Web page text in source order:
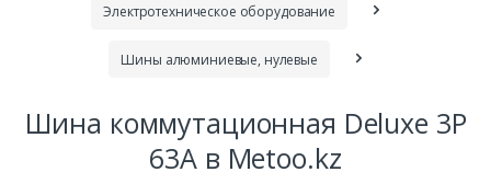
Электротехническое оборудование
Шины алюминиевые, нулевые
Шина коммутационная Deluxe 3Р
63А в Metoo.kz